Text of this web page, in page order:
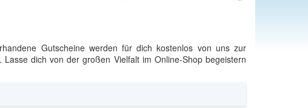
Gutscheine werden für dich kostenlos von uns zur
dich von der großen Vielfalt im Online-Shop begeistern